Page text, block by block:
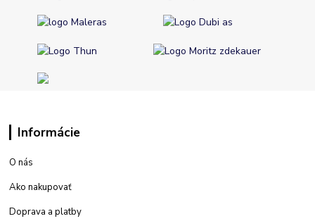
Informácie
O nás
Ako nakupovať
Doprava a platby